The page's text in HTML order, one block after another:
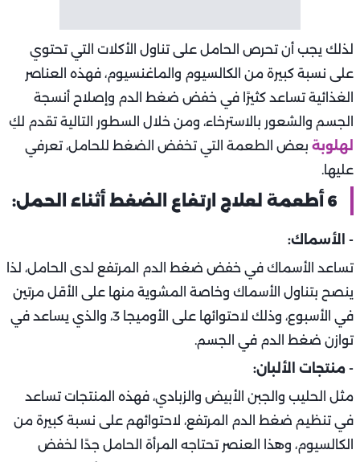
لذلك يجب أن تحرص الحامل على تناول الأكلات التي تحتوي
على نسبة كبيرة من الكالسيوم والماغنسيوم، فهذه العناصر
الغذائية تساعد كثيرًا في خفض ضغط الدم وإصلاح أنسجة
الجسم والشعور بالاسترخاء، ومن خلال السطور التالية تقدم لكِ
لهلوبة بعض الطعمة التي تخفض الضغط للحامل، تعرفي
عليها.
6 أطعمة لعلاج ارتفاع الضغط أثناء الحمل:
- الأسماك:
تساعد الأسماك في خفض ضغط الدم المرتفع لدى الحامل، لذا
ينصح بتناول الأسماك وخاصة المشوية منها على الأقل مرتين
في الأسبوع، وذلك لاحتوائها على الأوميجا 3، والذي يساعد في
توازن ضغط الدم في الجسم.
- منتجات الألبان:
مثل الحليب والجبن الأبيض والزبادي، فهذه المنتجات تساعد
في تنظيم ضغط الدم المرتفع، لاحتوائهم على نسبة كبيرة من
الكالسيوم، وهذا العنصر تحتاجه المرأة الحامل جدًا لخفض